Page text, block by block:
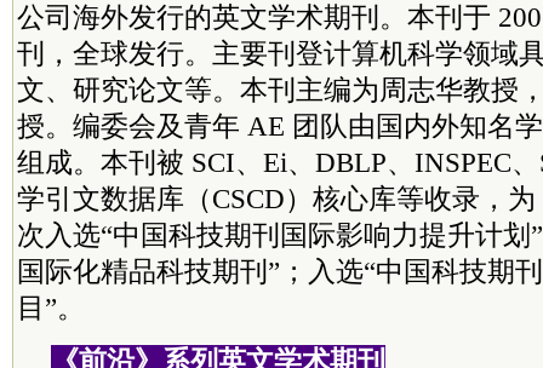
公司海外发行的英文学术期刊。本刊于
刊，全球发行。主要刊登计算机科学领域
文、研究论文等。本刊主编为周志华教授
授。编委会及青年 AE 团队由国内外知名
组成。本刊被 SCI、Ei、DBLP、INSPEC
学引文数据库（CSCD）核心库等收录，
次入选“中国科技期刊国际影响力提升计划
国际化精品科技期刊”；入选“中国科技期
目”。
《前沿》系列英文学术期刊